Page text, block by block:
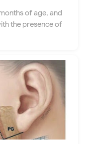
of age, and
the presence of